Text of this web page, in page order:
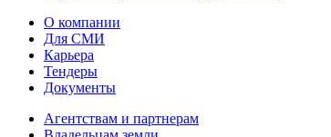
О компании
Для СМИ
Карьера
Тендеры
Документы
Агентствам и партнерам